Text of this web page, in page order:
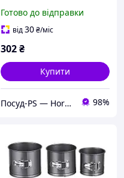
Готово до відправки
від30₴/міс
302₴
Купити
Посуд-PS — Horeca Посуд Подарунки 98%